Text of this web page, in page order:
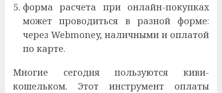
форма расчета при онлайн-покупках
может проводиться в разной форме:
через Webmoney, наличными и оплатой
по карте.
Многие сегодня пользуются киви-
кошельком. Этот инструмент оплаты